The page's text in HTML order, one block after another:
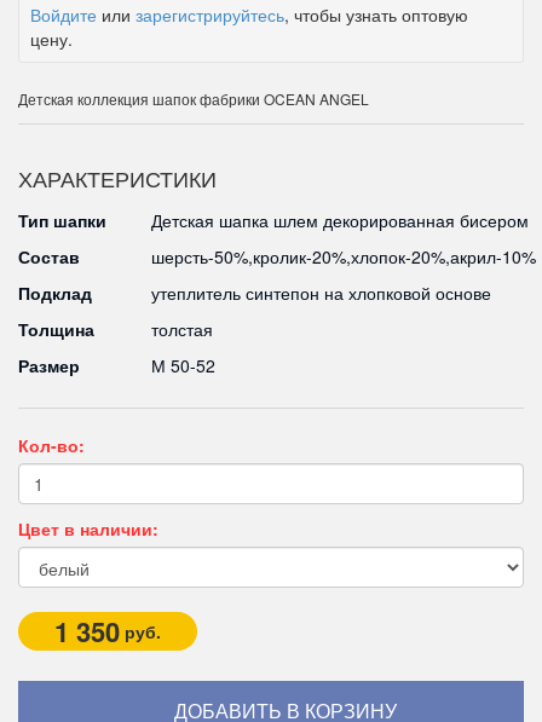
Войдите или зарегистрируйтесь, чтобы узнать оптовую
цену.
Детская коллекция шапок фабрики OCEAN ANGEL
ХАРАКТЕРИСТИКИ
Тип шапки
Детская шапка шлем декорированная бисером
Состав
шерсть-50%,кролик-20%,хлопок-20%,акрил-10%
Подклад
утеплитель синтепон на хлопковой основе
Толщина
толстая
Размер
М 50-52
Кол-во:
Цвет в наличии:
1 350 руб.